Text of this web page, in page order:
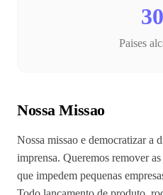
Paises
Nossa Missao
Nossa missao e democratizar a
imprensa. Queremos remover
que impedem pequenas